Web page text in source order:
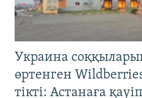
Украина
өртенген
тікті: Астанаға